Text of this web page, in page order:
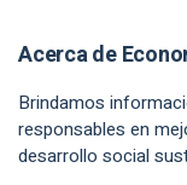
Acerca de
Brindamos
responsables en
desarrollo social